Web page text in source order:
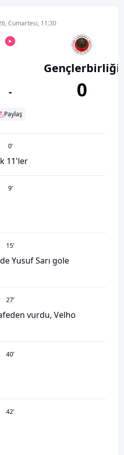
Cumartesi, 11:30
-
Paylaş
Gençlerbirliği
0
0’
11'ler
9’
15’
Yusuf Sarı gole
27’
vurdu, Velho
40’
42’